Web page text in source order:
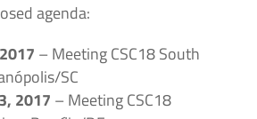
agenda:
– Meeting CSC18 South
SC
2017 – Meeting CSC18